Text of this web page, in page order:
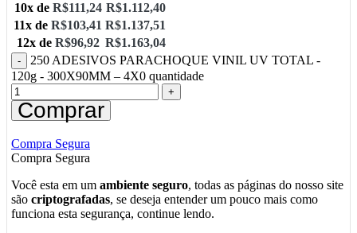
10x de R$111,24 R$1.112,40
11x de R$103,41 R$1.137,51
12x de R$96,92 R$1.163,04
250 ADESIVOS PARACHOQUE VINIL UV TOTAL -
120g - 300X90MM – 4X0 quantidade
Comprar
Compra Segura
Compra Segura
Você esta em um ambiente seguro, todas as páginas do nosso site
são criptografadas, se deseja entender um pouco mais como
funciona esta segurança, continue lendo.